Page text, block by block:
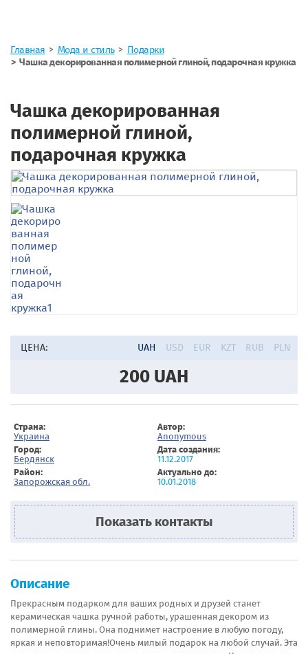
Главная Мода и стиль
Подарки
Чашка декорированная полимерной глиной, подарочная кружка
Чашка декорированная
полимерной глиной,
подарочная кружка
ЦЕНА: UAH USD EUR KZT RUB PLN
200 UAH
Страна:
Украина
Автор:
Anonymous
Город:
Бердянск
Дата создания:
11.12.2017
Район:
Запорожская обл.
Актуально до:
10.01.2018
Показать контакты
Описание
Прекрасным подарком для ваших родных и друзей станет
керамическая чашка ручной работы, урашенная декором из
полимерной глины. Она поднимет настроение в любую погоду,
яркая и неповторимая!Очень милый подарок на любой случай. Эта